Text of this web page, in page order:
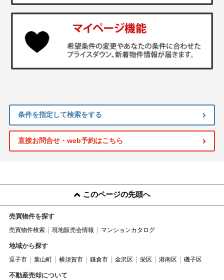
条件を指定して検索をする
直接お問合せ・web予約はこちら
このページの先頭へ
売買物件を探す
売買物件検索 現地販売会情報 マンションカタログ
地域から探す
逗子市 葉山町 横須賀市 鎌倉市 金沢区 栄区 港南区 磯子区
不動産売却について